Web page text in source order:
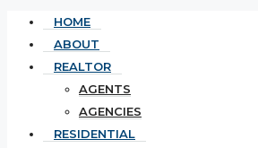
HOME
ABOUT
REALTOR
AGENTS
AGENCIES
RESIDENTIAL